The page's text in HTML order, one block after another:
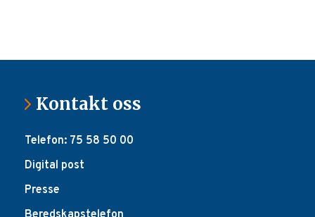
Kontakt oss
Telefon: 75 58 50 00
Digital post
Presse